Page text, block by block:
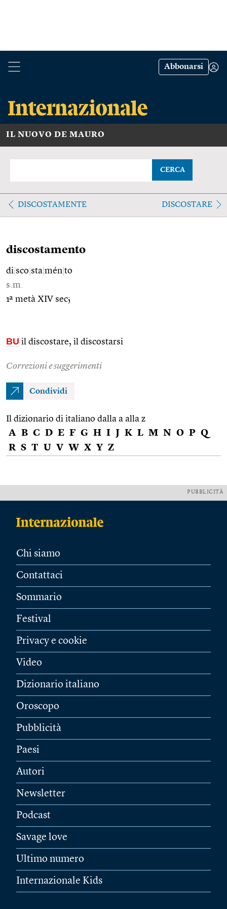
Abbonarsi
IL NUOVO DE MAURO
CERCA
DISCOSTAMENTE DISCOSTARE
discostamento
di sco sta mén to
s.m.
1ª metà XIV sec;
BU il discostare, il discostarsi
Correzioni e suggerimenti
Condividi
Il dizionario di italiano dalla a alla z
A B C D E F G H I J K L M N O P Q
R S T U V W X Y Z
PUBBLICITÀ
Chi siamo
Contattaci
Sommario
Festival
Privacy e cookie
Video
Dizionario italiano
Oroscopo
Pubblicità
Paesi
Autori
Newsletter
Podcast
Savage love
Ultimo numero
Internazionale Kids